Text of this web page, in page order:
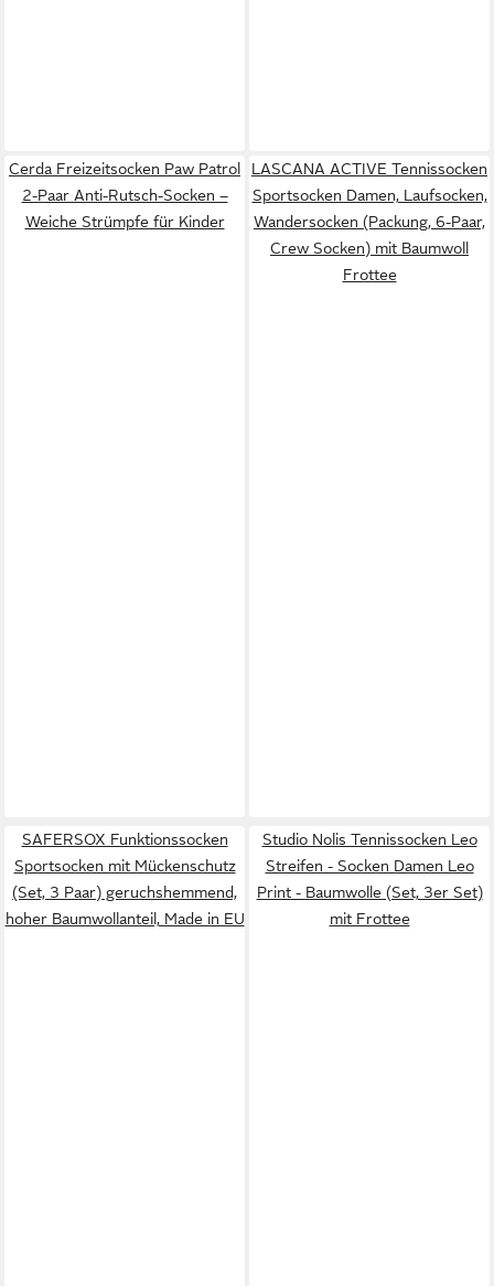
Cerda Freizeitsocken Paw Patrol
2-Paar Anti-Rutsch-Socken –
Weiche Strümpfe für Kinder
LASCANA ACTIVE Tennissocken
Sportsocken Damen, Laufsocken,
Wandersocken (Packung, 6-Paar,
Crew Socken) mit Baumwoll
Frottee
SAFERSOX Funktionssocken
Sportsocken mit Mückenschutz
(Set, 3 Paar) geruchshemmend,
hoher Baumwollanteil, Made in EU
Studio Nolis Tennissocken Leo
Streifen - Socken Damen Leo
Print - Baumwolle (Set, 3er Set)
mit Frottee